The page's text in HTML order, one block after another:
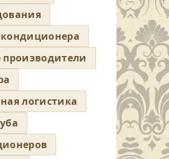
производители
логистика